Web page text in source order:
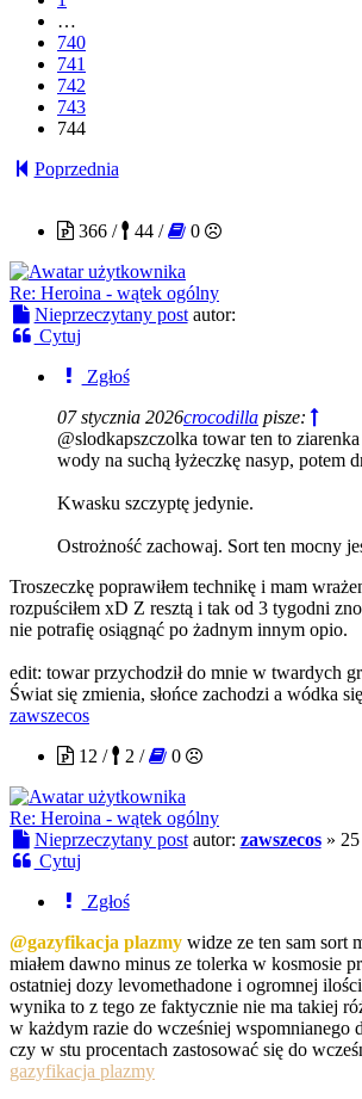
…
740
741
742
743
744
Poprzednia
366 /
44 / 0
Re: Heroina - wątek ogólny
Nieprzeczytany post autor:
Cytuj
Zgłoś
07 stycznia 2026crocodilla pisze:
@slodkapszczolka towar ten to
wody na suchą łyżeczkę nasyp,
Kwasku szczyptę jedynie.
Ostrożność zachowaj. Sort ten mocny
Troszeczkę poprawiłem technikę i mam
rozpuściłem xD Z resztą i tak od 3 tygodni
nie potrafię osiągnąć po żadnym innym opio.
edit: towar przychodził do mnie w twardych
Świat się zmienia, słońce zachodzi a wódka
zawszecos
12 /
2 / 0
Re: Heroina - wątek ogólny
Nieprzeczytany post autor: zawszecos»
Cytuj
Zgłoś
@gazyfikacja plazmy widze ze ten sam sort
miałem dawno minus ze tolerka w kosmosie
ostatniej dozy levomethadone i ogromnej
wynika to z tego ze faktycznie nie ma takiej
w każdym razie do wcześniej wspomnianego
czy w stu procentach zastosować się do
gazyfikacja plazmy